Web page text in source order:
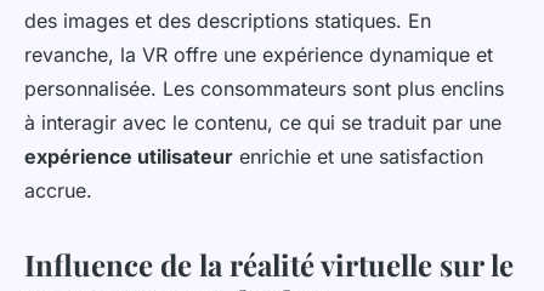
des images et des descriptions statiques. En
revanche, la VR offre une expérience dynamique et
personnalisée. Les consommateurs sont plus enclins
à interagir avec le contenu, ce qui se traduit par une
expérience utilisateur enrichie et une satisfaction
accrue.
Influence de la réalité virtuelle sur le